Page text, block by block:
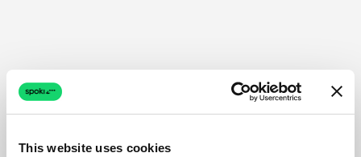
This website uses cookies